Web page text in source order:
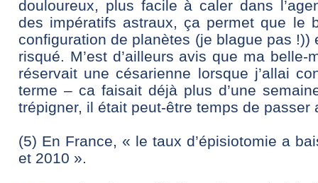
douloureux, plus facile à caler dans
des impératifs astraux, ça permet que le
configuration de planètes (je blague pas
risqué. M’est d’ailleurs avis que ma
réservait une césarienne lorsque j’allai
terme – ca faisait déjà plus d’une
trépigner, il était peut-être temps de passer
(5) En France, « le taux d’épisiotomie a
et 2010 ».